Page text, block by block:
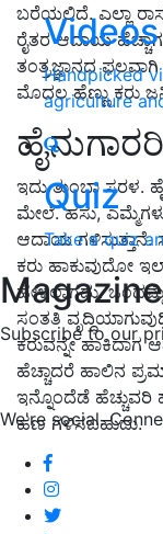
Videos
Handpicked
agriculture
Quiz
Take a quiz
Magazine
Subscribe to our
We're social.
ಬರೆಯಲಿದೆ. ಎಲ್ಲಾ
ರೈತರ ಆದಾಯ
ತಂತ್ರಜ್ಞಾನದ
ಮೊದಲ ಹೆಣ್ಣು ಕರು
ಇದು ತುಂಬಾ ಸರಳ.
ಮೇಲೆ. ಹಸು,
ಆದಾಯ ಗಳಿಸುತ್ತಾನೆ.
ಕರು ಹಾಕುವುದೋ
ಹೇಳಲಾಗದು.
ಸಂತತಿ
ಕರುವನ್ನೇ ಹಾಕಿದಾಗ
ಹೆಚ್ಚಾದರೆ ಹಾಲಿನ
ಇನ್ನೊಂದೆಡೆ
ಹಣ ಗಳಿಸಬಹುದು.